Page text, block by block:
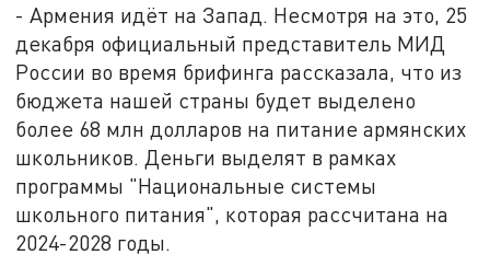
- Армения идёт на Запад. Несмотря на это, 25
декабря официальный представитель МИД
России во время брифинга рассказала, что из
бюджета нашей страны будет выделено
более 68 млн долларов на питание армянских
школьников. Деньги выделят в рамках
программы "Национальные системы
школьного питания", которая рассчитана на
2024-2028 годы.